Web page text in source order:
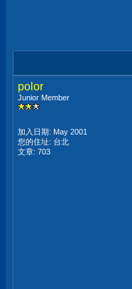
polor
Junior Member
加入日期: May 2001
您的住址: 台北
文章: 703